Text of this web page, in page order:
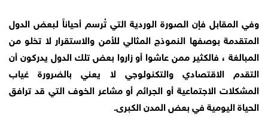
وفي المقابل فإن الصورة الوردية التي تُرسم أحياناً لبعض الدول
المتقدمة بوصفها النموذج المثالي للأمن والاستقرار لا تخلو من
المبالغة ، فالكثير ممن عاشوا أو زاروا بعض تلك الدول يدركون أن
التقدم الاقتصادي والتكنولوجي لا يعني بالضرورة غياب
المشكلات الاجتماعية أو الجرائم أو مشاعر الخوف التي قد ترافق
الحياة اليومية في بعض المدن الكبرى.